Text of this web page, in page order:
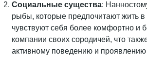
Социальные существа:
рыбы, которые предпочитают жить в
чувствуют себя более комфортно и
компании своих сородичей, что
активному поведению и проявлению